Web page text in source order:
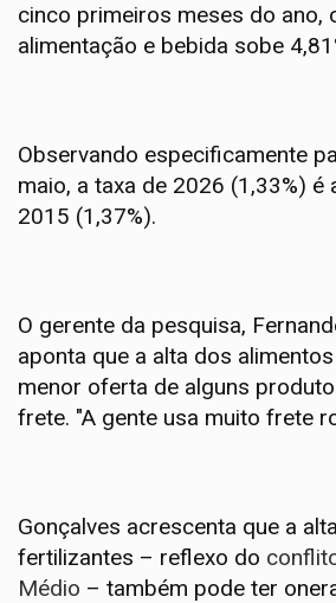
cinco primeiros meses do ano,
alimentação e bebida sobe
Observando especificamente
maio, a taxa de 2026 (1,33%) é
2015 (1,37%).
O gerente da pesquisa,
aponta que a alta dos
menor oferta de alguns
frete. "A gente usa muito frete
Gonçalves acrescenta que a
fertilizantes – reflexo do
Médio – também pode ter